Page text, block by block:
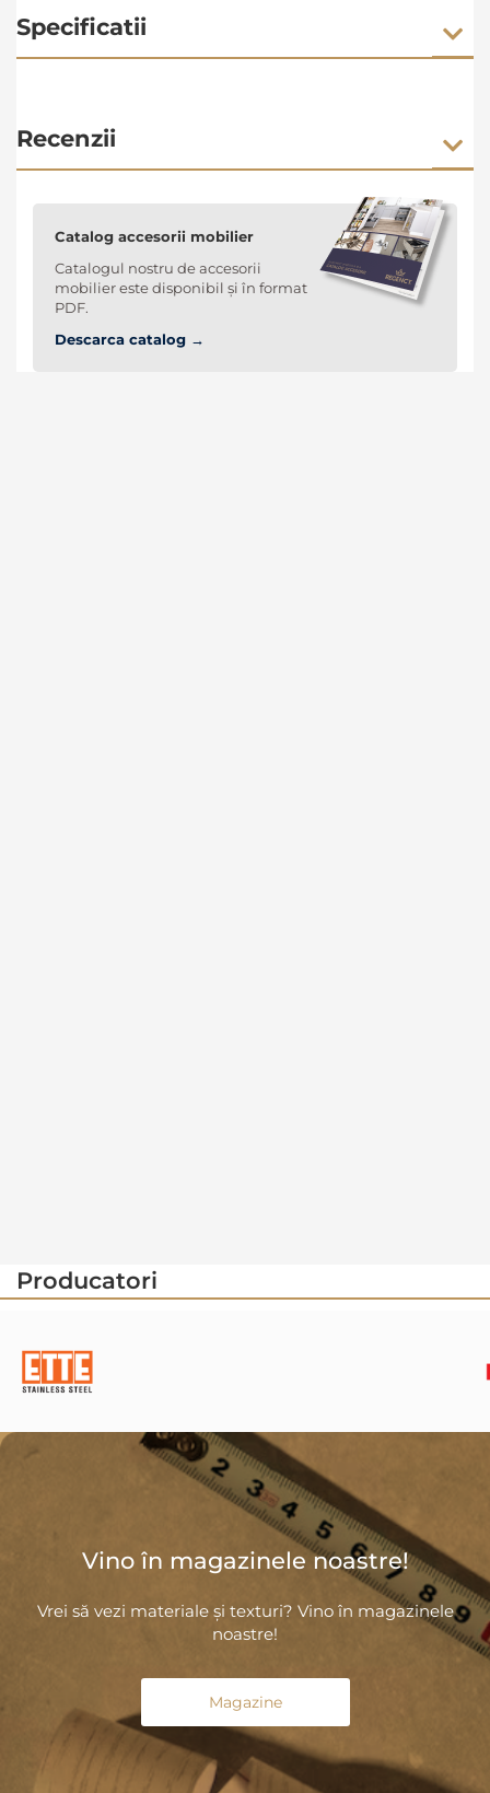
Specificatii
Recenzii
Catalog accesorii mobilier
Catalogul nostru de accesorii
mobilier este disponibil și în format
PDF.
Descarca catalog →
Producatori
Vino în magazinele noastre!
Vrei să vezi materiale și texturi? Vino în magazinele
noastre!
Magazine